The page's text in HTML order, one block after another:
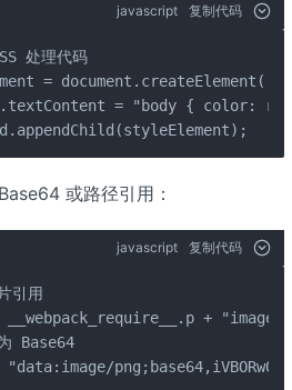
javascript 复制代码
处理代码
=
= "body { color:
或路径引用：
javascript 复制代码
引用
+
Base64